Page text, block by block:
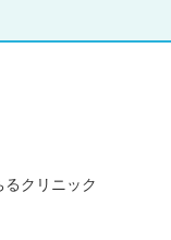
クリニック